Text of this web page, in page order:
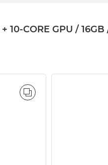
10-CORE GPU /
PORÓWNAJ